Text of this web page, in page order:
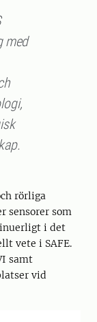
med
rörliga
sensorer som
i det
vete i SAFE.
samt
vid